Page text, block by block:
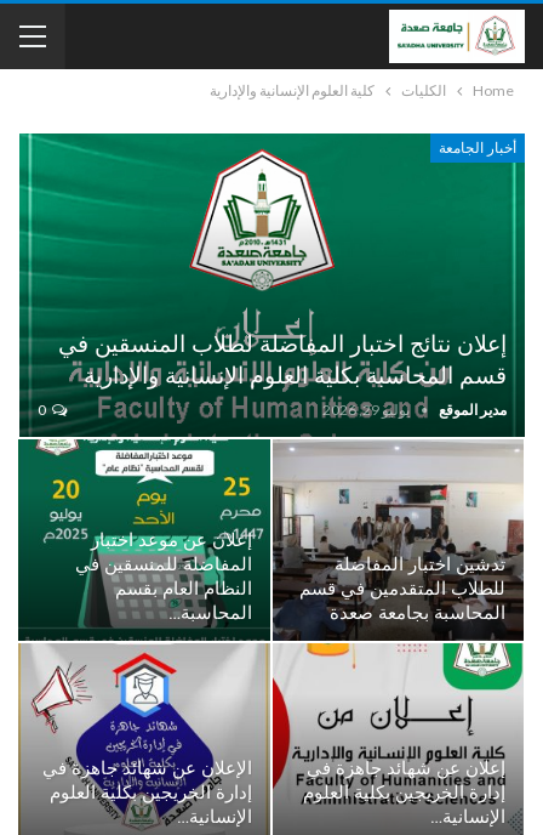
Home الكليات كلية العلوم الإنسانية والإدارية
أخبار الجامعة
إعلان نتائج اختبار المفاضلة لطلاب المنسقين في
قسم المحاسبة بكلية العلوم الإنسانية والإدارية
مدير الموقع يوليو 29, 2026 0
تدشين اختبار المفاضلة
للطلاب المتقدمين في قسم
المحاسبة بجامعة صعدة
إعلان عن موعد اختبار
المفاضلة للمنسقين في
النظام العام بقسم
المحاسبة…
إعلان عن شهائد جاهزة في
إدارة الخريجين بكلية العلوم
الإنسانية…
الإعلان عن شهائد جاهزة في
إدارة الخريجين بكلية العلوم
الإنسانية…